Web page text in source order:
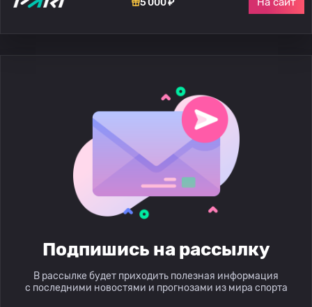
Подпишись на рассылку
В рассылке будет приходить полезная информация
с последними новостями и прогнозами из мира спорта